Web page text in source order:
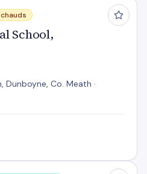
Batterstown
School,
Co. Meath ·